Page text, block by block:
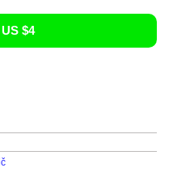
$4